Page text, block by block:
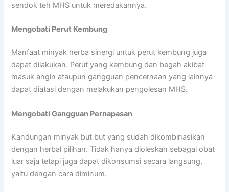
sendok teh MHS untuk meredakannya.
Mengobati Perut Kembung
Manfaat minyak herba sinergi untuk perut kembung juga
dapat dilakukan. Perut yang kembung dan begah akibat
masuk angin ataupun gangguan pencernaan yang lainnya
dapat diatasi dengan melakukan pengolesan MHS.
Mengobati Gangguan Pernapasan
Kandungan minyak but but yang sudah dikombinasikan
dengan herbal pilihan. Tidak hanya dioleskan sebagai obat
luar saja tetapi juga dapat dikonsumsi secara langsung,
yaitu dengan cara diminum.